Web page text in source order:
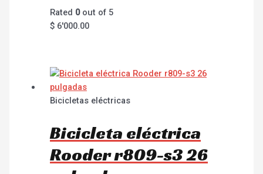
Rated 0out of 5
$ 6'000.00
Bicicletas eléctricas
Bicicleta eléctrica
Rooder r809-s3 26